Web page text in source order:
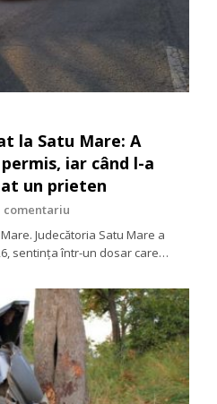
la Satu Mare: A
iar când l-a
un prieten
comentariu
Judecătoria Satu Mare a
sentința într-un dosar care…